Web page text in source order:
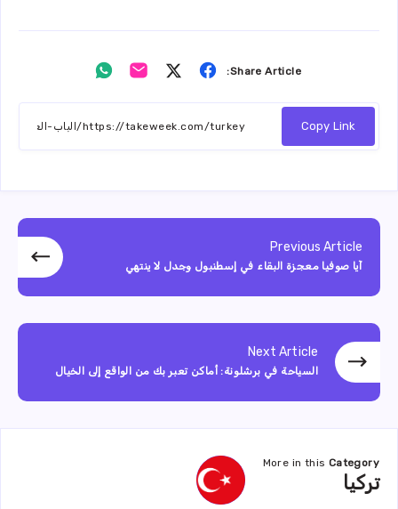
Share Article:
Share
Facebook
Share
Twitter
Share
Email
Whatsapp
Copy Link
Previous Article
آيا صوفيا معجزة البقاء في إسطنبول وجدل لا ينتهي
Next Article
السياحة في برشلونة: أماكن تعبر بك من الواقع إلى الخيال
More in this Category
تركيا
تركيا